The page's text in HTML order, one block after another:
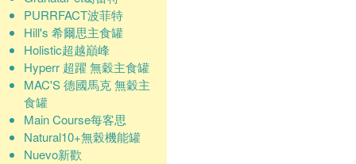
PURRFACT波菲特
Hill's 希爾思主食罐
Holistic超越巔峰
Hyperr 超躍 無穀主食罐
MAC'S 德國馬克 無穀主
食罐
Main Course每客思
Natural10+無榖機能罐
Nuevo新歡